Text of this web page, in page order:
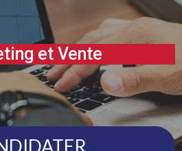
et Vente